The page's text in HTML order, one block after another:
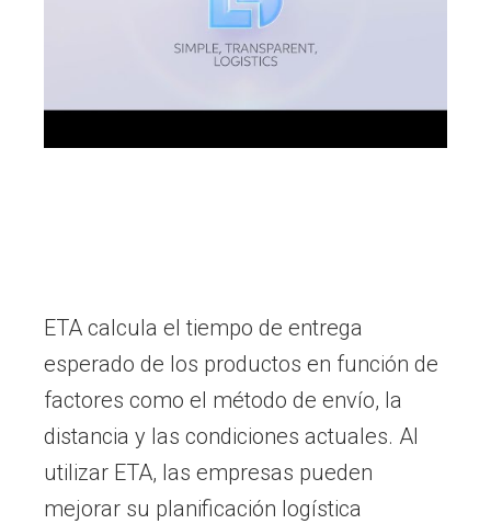
ETA calcula el tiempo de entrega
esperado de los productos en función de
factores como el método de envío, la
distancia y las condiciones actuales. Al
utilizar ETA, las empresas pueden
mejorar su planificación logística